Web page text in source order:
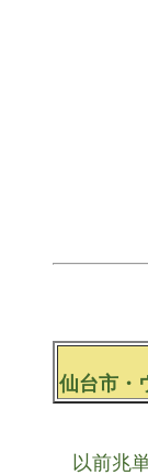
仙台市・
以前兆